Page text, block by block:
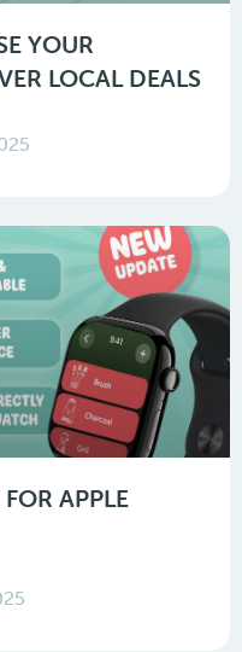
YOUR
LOCAL DEALS
APPLE